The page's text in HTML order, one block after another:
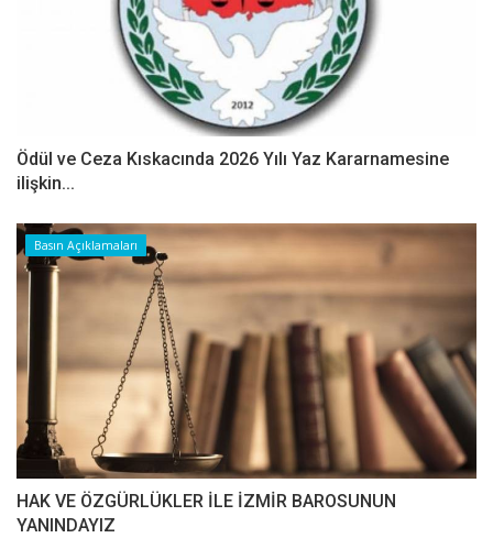
Ödül ve Ceza Kıskacında 2026 Yılı Yaz Kararnamesine
ilişkin...
Basın Açıklamaları
HAK VE ÖZGÜRLÜKLER İLE İZMİR BAROSUNUN
YANINDAYIZ